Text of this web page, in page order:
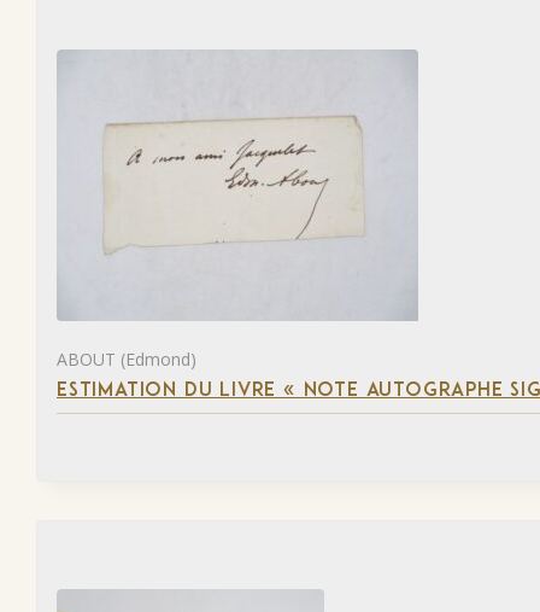
ABOUT (Edmond)
ESTIMATION DU LIVRE « NOTE AUTOGRAPHE